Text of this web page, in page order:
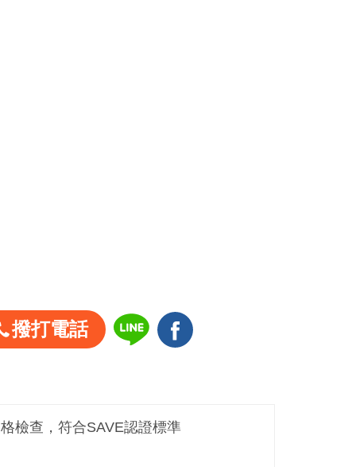
撥打電話
檢查，符合SAVE認證標準